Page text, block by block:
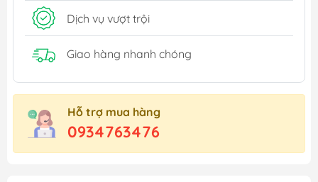
Dịch vụ vượt trội
Giao hàng nhanh chóng
Hỗ trợ mua hàng
0934763476